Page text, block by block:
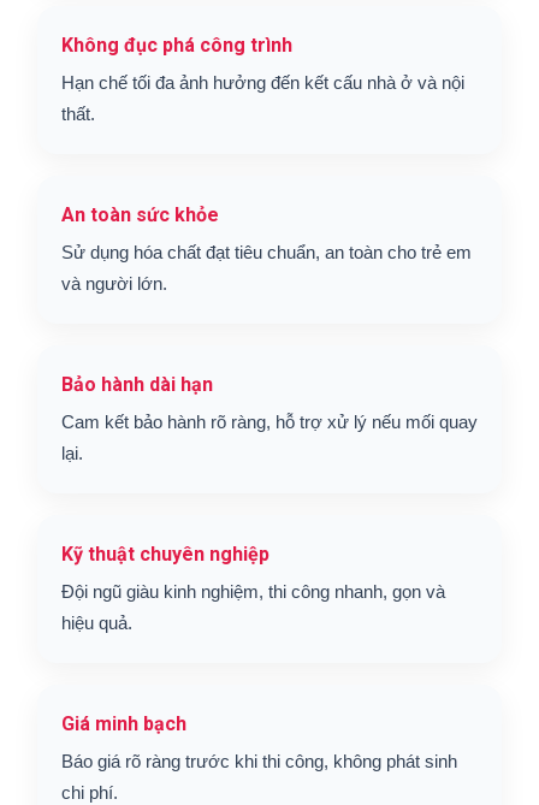
Không đục phá công trình
Hạn chế tối đa ảnh hưởng đến kết cấu nhà ở và nội
thất.
An toàn sức khỏe
Sử dụng hóa chất đạt tiêu chuẩn, an toàn cho trẻ em
và người lớn.
Bảo hành dài hạn
Cam kết bảo hành rõ ràng, hỗ trợ xử lý nếu mối quay
lại.
Kỹ thuật chuyên nghiệp
Đội ngũ giàu kinh nghiệm, thi công nhanh, gọn và
hiệu quả.
Giá minh bạch
Báo giá rõ ràng trước khi thi công, không phát sinh
chi phí.